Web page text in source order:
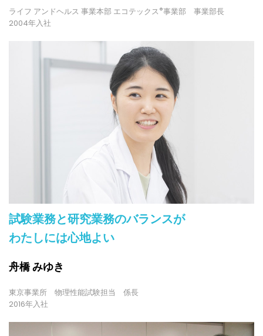
ライフ アンドヘルス 事業本部 エコテックス ®事業部 事業部長
2004年入社
試験業務と研究業務のバランスが
わたしには心地よい
舟橋 みゆき
東京事業所 物理性能試験担当 係長
2016年入社